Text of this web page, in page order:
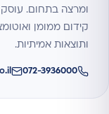
קידום ממומן
ותוצאות אמיתיות.
072-3936000